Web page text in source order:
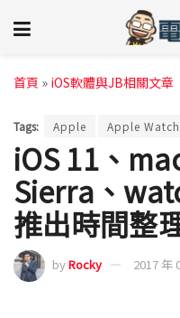
首頁 » iOS軟體與JB相關文章
Tags: Apple Apple Watch
iOS 11、
Sierra、
推出時間整
byRocky 2017 年